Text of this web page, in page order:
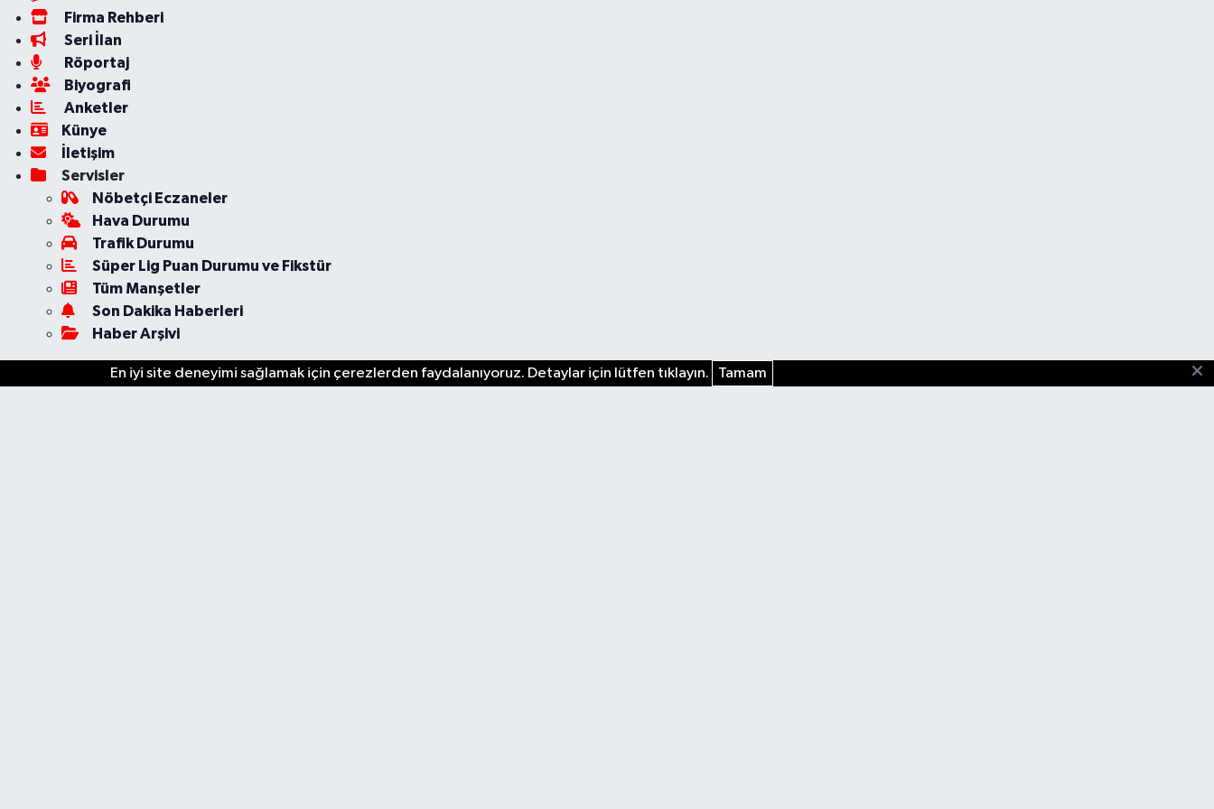
Firma Rehberi
Seri İlan
Röportaj
Biyografi
Anketler
Künye
İletişim
Servisler
Nöbetçi Eczaneler
Hava Durumu
Trafik Durumu
Süper Lig Puan Durumu ve Fikstür
Tüm Manşetler
Son Dakika Haberleri
Haber Arşivi
En iyi site deneyimi sağlamak için çerezlerden faydalanıyoruz. Detaylar için lütfen tıklayın. Tamam